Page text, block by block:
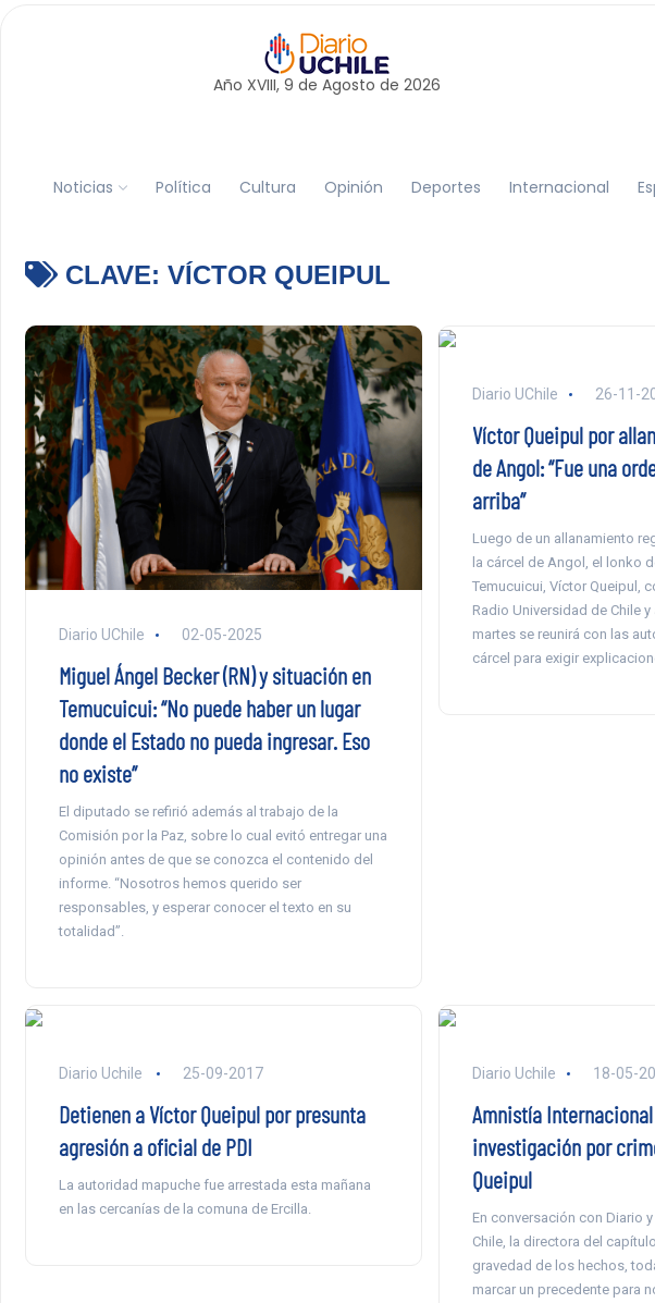
Año XVIII, 9 de Agosto de 2026
Noticias Política Cultura Opinión Deportes Internacional
CLAVE: VÍCTOR QUEIPUL
Diario UChile 02-05-2025
Miguel Ángel Becker (RN) y situación en
Temucuicui: “No puede haber un lugar
donde el Estado no pueda ingresar. Eso
no existe”
El diputado se refirió además al trabajo de la
Comisión por la Paz, sobre lo cual evitó entregar una
opinión antes de que se conozca el contenido del
informe. “Nosotros hemos querido ser
responsables, y esperar conocer el texto en su
totalidad”.
Diario UChile 26-11-
Víctor Queipul por
de Angol: “Fue una
arriba”
Luego de un allanamiento
la cárcel de Angol, el lonko
Temucuicui, Víctor Queipul,
Radio Universidad de Chile
martes se reunirá con las
cárcel para exigir
Diario Uchile 25-09-2017
Detienen a Víctor Queipul por presunta
agresión a oficial de PDI
La autoridad mapuche fue arrestada esta mañana
en las cercanías de la comuna de Ercilla.
Diario Uchile 18-05-
Amnistía
investigación por
Queipul
En conversación con Diario
Chile, la directora del
gravedad de los hechos,
marcar un precedente para